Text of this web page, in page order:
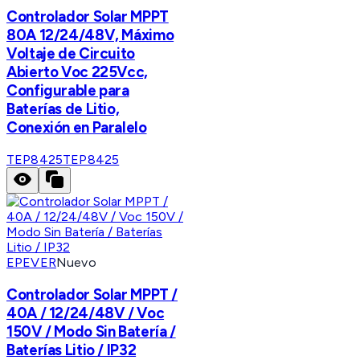
Controlador Solar MPPT
80A 12/24/48V, Máximo
Voltaje de Circuito
Abierto Voc 225Vcc,
Configurable para
Baterías de Litio,
Conexión en Paralelo
TEP8425TEP8425
EPEVERNuevo
Controlador Solar MPPT /
40A / 12/24/48V / Voc
150V / Modo Sin Batería /
Baterías Litio / IP32